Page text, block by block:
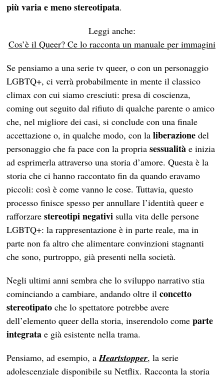
più varia e meno stereotipata.
Leggi anche:
Cos’è il Queer? Ce lo racconta un manuale per immagini
Se pensiamo a una serie tv queer, o con un personaggio
LGBTQ+, ci verrà probabilmente in mente il classico
climax con cui siamo cresciuti: presa di coscienza,
coming out seguito dal rifiuto di qualche parente o amico
che, nel migliore dei casi, si conclude con una finale
accettazione o, in qualche modo, con laliberazionedel
personaggio che fa pace con la propriasessualitàe inizia
ad esprimerla attraverso una storia d’amore. Questa è la
storia che ci hanno raccontato fin da quando eravamo
piccoli: così è come vanno le cose. Tuttavia, questo
processo finisce spesso per annullare l’identità queer e
rafforzarestereotipi negativi sulla vita delle persone
LGBTQ+: la rappresentazione è in parte reale, ma in
parte non fa altro che alimentare convinzioni stagnanti
che sono, purtroppo, già presenti nella società.
Negli ultimi anni sembra che lo sviluppo narrativo stia
cominciando a cambiare, andando oltre ilconcetto
stereotipato che lo spettatore potrebbe avere
dell’elemento queer della storia, inserendolo comeparte
integratae già esistente nella trama.
Pensiamo, ad esempio, aHeartstopper, la serie
adolescenziale disponibile su Netflix. Racconta la storia